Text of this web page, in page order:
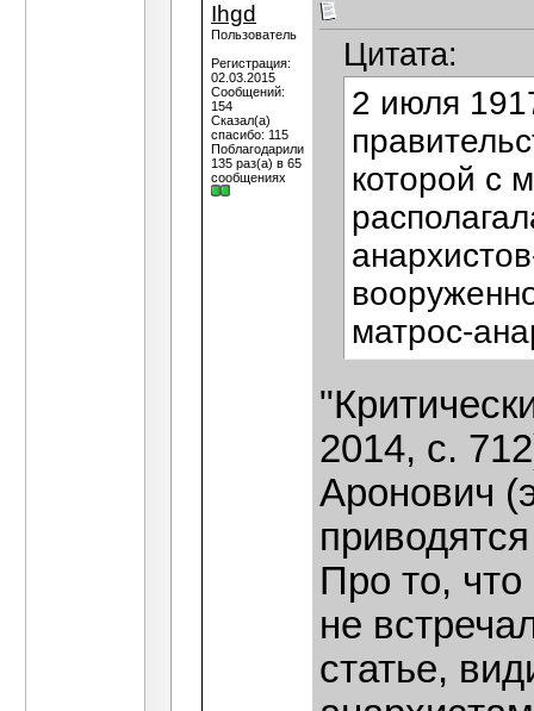
Ihgd
Пользователь
Регистрация:
02.03.2015
Сообщений:
154
Сказал(а)
спасибо: 115
Поблагодарили
135 раз(а) в 65
сообщениях
Цитата:
2 июля
которой с
матрос-
2014, с.
Аронович
Про то,
не
статье,